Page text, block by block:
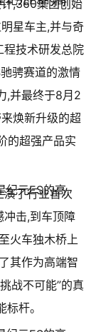
,360集团创始
星车主,并与奇
程技术研发总院
骋赛道的激情
,并最终于8月2
焕新升级的超
的超强产品实
了行业首次
冲击,到车顶障
火车独木桥上
其作为高端智
战不可能”的真
杆。